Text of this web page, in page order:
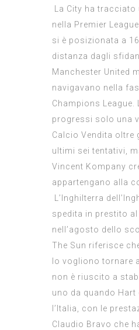
La City ha
nella Premier
si è posizionata a
distanza dagli
Manchester United
navigavano nella
Champions
progressi solo una
Calcio Vendita oltre
ultimi sei tentativi,
Vincent Kompany
appartengano alla
L’Inghilterra
spedita in prestito
nell’agosto dello
The Sun riferisce
lo vogliono tornare
non è riuscito a
uno da quando Hart
l’Italia, con le
Claudio Bravo che